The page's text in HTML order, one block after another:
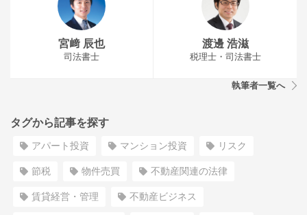
宮﨑 辰也
司法書士
渡邊 浩滋
税理士・司法書士
執筆者一覧へ
タグから記事を探す
アパート投資 マンション投資 リスク
節税 物件売買 不動産関連の法律
賃貸経営・管理 不動産ビジネス